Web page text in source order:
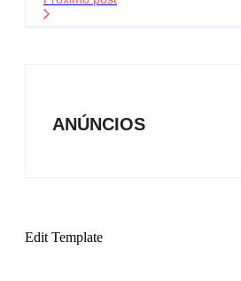
ANÚNCIOS
Edit Template